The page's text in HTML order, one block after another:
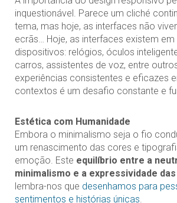
inquestionável. Parece um cliché
tema, mas hoje, as interfaces não
ecrãs… Hoje, as interfaces existem em
dispositivos: relógios, óculos
carros, assistentes de voz, entre
experiências consistentes e eficazes
contextos é um desafio constante e
Estética com Humanidade
Embora o minimalismo seja o fio
um renascimento das cores e
emoção. Este equilíbrio entre a
minimalismo e a expressividade
lembra-nos que desenhamos para
sentimentos e histórias únicas